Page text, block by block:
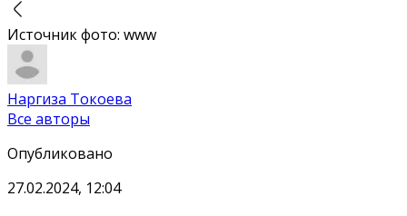
Источник фото: www
Наргиза Токоева
Все авторы
Опубликовано
27.02.2024, 12:04